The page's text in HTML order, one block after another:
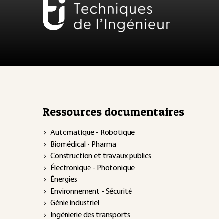
Ressources documentaires
Automatique - Robotique
Biomédical - Pharma
Construction et travaux publics
Électronique - Photonique
Énergies
Environnement - Sécurité
Génie industriel
Ingénierie des transports